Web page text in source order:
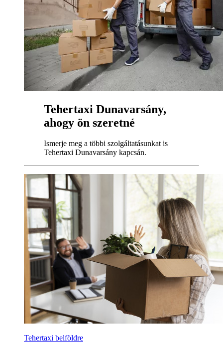
Tehertaxi Dunavarsány,
ahogy ön szeretné
Ismerje meg a többi szolgáltatásunkat is
Tehertaxi Dunavarsány kapcsán.
Tehertaxi belföldre